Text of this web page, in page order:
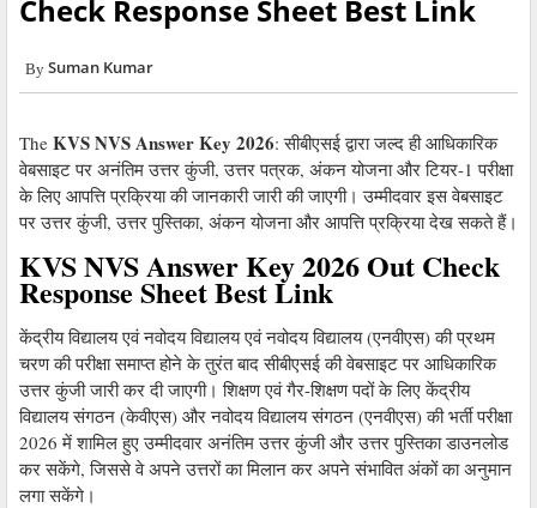
Check Response Sheet Best Link
Suman Kumar
The KVS NVS Answer Key 2026: सीबीएसई द्वारा जल्द ही आधिकारिक
वेबसाइट पर अनंतिम उत्तर कुंजी, उत्तर पत्रक, अंकन योजना और टियर-1 परीक्षा
के लिए आपत्ति प्रक्रिया की जानकारी जारी की जाएगी। उम्मीदवार इस वेबसाइट
पर उत्तर कुंजी, उत्तर पुस्तिका, अंकन योजना और आपत्ति प्रक्रिया देख सकते हैं।
KVS NVS Answer Key 2026 Out Check
Response Sheet Best Link
केंद्रीय विद्यालय एवं नवोदय विद्यालय एवं नवोदय विद्यालय (एनवीएस) की प्रथम
चरण की परीक्षा समाप्त होने के तुरंत बाद सीबीएसई की वेबसाइट पर आधिकारिक
उत्तर कुंजी जारी कर दी जाएगी। शिक्षण एवं गैर-शिक्षण पदों के लिए केंद्रीय
विद्यालय संगठन (केवीएस) और नवोदय विद्यालय संगठन (एनवीएस) की भर्ती परीक्षा
2026 में शामिल हुए उम्मीदवार अनंतिम उत्तर कुंजी और उत्तर पुस्तिका डाउनलोड
कर सकेंगे, जिससे वे अपने उत्तरों का मिलान कर अपने संभावित अंकों का अनुमान
लगा सकेंगे।